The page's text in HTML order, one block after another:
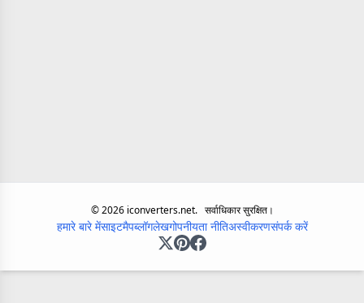
©2026iconverters.net. सर्वाधिकार सुरक्षित।
हमारे बारे मेंसाइटमैपब्लॉगलेखगोपनीयता नीतिअस्वीकरणसंपर्क करें